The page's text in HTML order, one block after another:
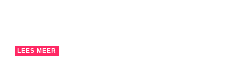
LEES MEER